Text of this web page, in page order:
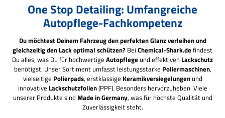
One Stop Detailing: Umfangreiche
Autopflege-Fachkompetenz
Du möchtest Deinem Fahrzeug den perfekten Glanz verleihen und
gleichzeitig den Lack optimal schützen? Bei Chemical-Shark.defindest
Du alles, was Du für hochwertige Autopflegeund effektiven Lackschutz
benötigst. Unser Sortiment umfasst leistungsstarke Poliermaschinen,
vielseitige Polierpads, erstklassige Keramikversiegelungenund
innovative Lackschutzfolien(PPF). Besonders hervorzuheben: Viele
unserer Produkte sind Made in Germany, was für höchste Qualität und
Zuverlässigkeit steht.